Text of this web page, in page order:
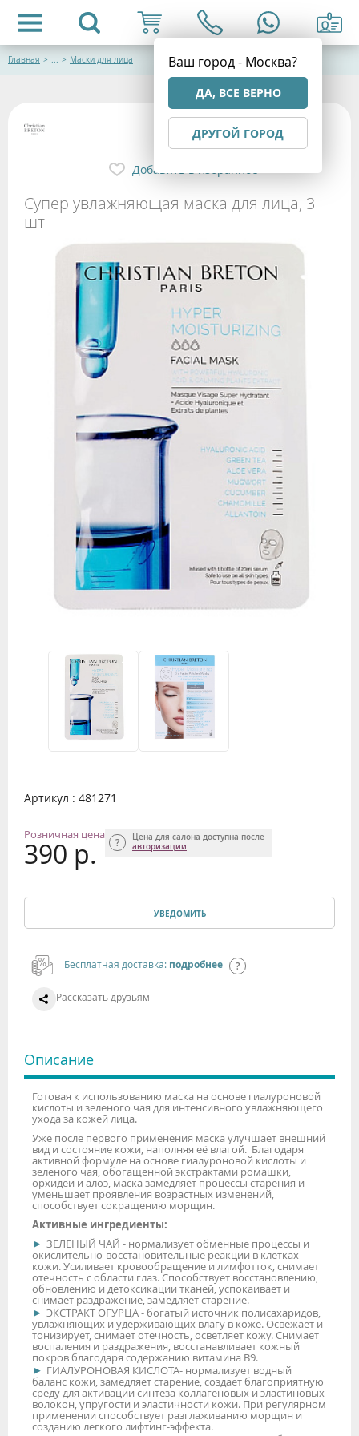
Ваш город - Москва?
ДА, ВСЕ ВЕРНО
ДРУГОЙ ГОРОД
Главная > ... > Маски для лица
Супер увлажняющая маска для лица, 3
шт
Добавить в избранное
Артикул : 481271
Розничная цена
390 р.
Цена для салона доступна после
авторизации
УВЕДОМИТЬ
Бесплатная доставка: подробнее
Рассказать друзьям
Описание
Готовая к использованию маска на основе гиалуроновой
кислоты и зеленого чая для интенсивного увлажняющего
ухода за кожей лица.
Уже после первого применения маска улучшает внешний
вид и состояние кожи, наполняя её влагой. Благодаря
активной формуле на основе гиалуроновой кислоты и
зеленого чая, обогащенной экстрактами ромашки,
орхидеи и алоэ, маска замедляет процессы старения и
уменьшает проявления возрастных изменений,
способствует сокращению морщин.
Активные ингредиенты:
ЗЕЛЕНЫЙ ЧАЙ - нормализует обменные процессы и
окислительно-восстановительные реакции в клетках
кожи. Усиливает кровообращение и лимфотток, снимает
отечность с области глаз. Способствует восстановлению,
обновлению и детоксикации тканей, успокаивает и
снимает раздражение, замедляет старение.
ЭКСТРАКТ ОГУРЦА - богатый источник полисахаридов,
увлажняющих и удерживающих влагу в коже. Освежает и
тонизирует, снимает отечность, осветляет кожу. Снимает
воспаления и раздражения, восстанавливает кожный
покров благодаря содержанию витамина В9.
ГИАЛУРОНОВАЯ КИСЛОТА- нормализует водный
баланс кожи, замедляет старение, создает благоприятную
среду для активации синтеза коллагеновых и эластиновых
волокон, упругости и эластичности кожи. При регулярном
применении способствует разглаживанию морщин и
созданию легкого лифтинг-эффекта.